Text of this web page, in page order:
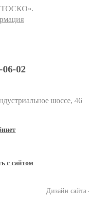
06-02
шоссе, 46
с сайтом
Дизайн